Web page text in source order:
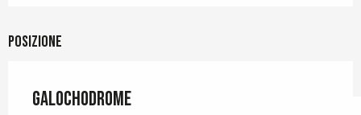
Posizione
Galochodrome